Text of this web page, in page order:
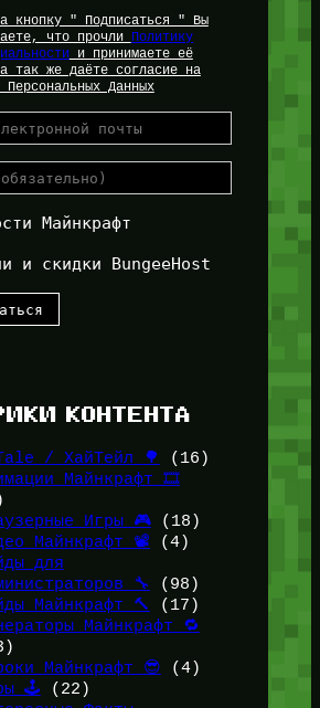
кнопку " Подписаться " Вы
что прочли
Политику
и принимаете её
так же даёте согласие на
Персональных Данных
Майнкрафт
и скидки BungeeHost
КОНТЕНТА
/ ХайТейл 🌳
(16)
Майнкрафт 🎞️
Игры 🎮(18)
Майнкрафт 📽️ (4)
для
🔧
(98)
Майнкрафт 🔨
(17)
Майнкрафт 🔁
Майнкрафт 😎 (4)
🕹️ (22)